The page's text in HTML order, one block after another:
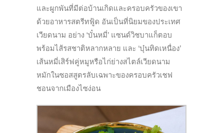
และผูกพันที่มีต่อบ้านเกิดและครอบครัวของเขา
ด้วยอาหารสตรีทฟู้ด อันเป็นที่นิยมของประเทศ
เวียดนาม อย่าง ‘บั๋นหมี่’ แซนด์วิชบาแก็ตอบ
พร้อมไส้รสชาติหลากหลาย และ ‘บุ๋นทิดเหนื่อง’
เส้นหมี่เสิร์ฟคู่หมูหรือไก่ย่างสไตล์เวียดนาม
หมักในซอสสูตรลับเฉพาะของครอบครัวเชฟ
ชอนจากเมืองไซง่อน